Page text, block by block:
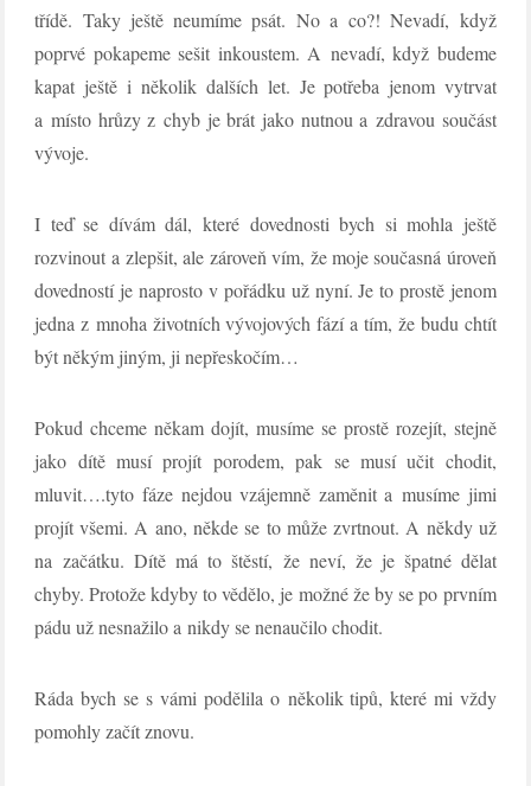
třídě. Taky ještě neumíme psát. No a co?! Nevadí, když
poprvé pokapeme sešit inkoustem. A nevadí, když budeme
kapat ještě i několik dalších let. Je potřeba jenom vytrvat
a místo hrůzy z chyb je brát jako nutnou a zdravou součást
vývoje.
I teď se dívám dál, které dovednosti bych si mohla ještě
rozvinout a zlepšit, ale zároveň vím, že moje současná úroveň
dovedností je naprosto v pořádku už nyní. Je to prostě jenom
jedna z mnoha životních vývojových fází a tím, že budu chtít
být někým jiným, ji nepřeskočím…
Pokud chceme někam dojít, musíme se prostě rozejít, stejně
jako dítě musí projít porodem, pak se musí učit chodit,
mluvit….tyto fáze nejdou vzájemně zaměnit a musíme jimi
projít všemi. A ano, někde se to může zvrtnout. A někdy už
na začátku. Dítě má to štěstí, že neví, že je špatné dělat
chyby. Protože kdyby to vědělo, je možné že by se po prvním
pádu už nesnažilo a nikdy se nenaučilo chodit.
Ráda bych se s vámi podělila o několik tipů, které mi vždy
pomohly začít znovu.